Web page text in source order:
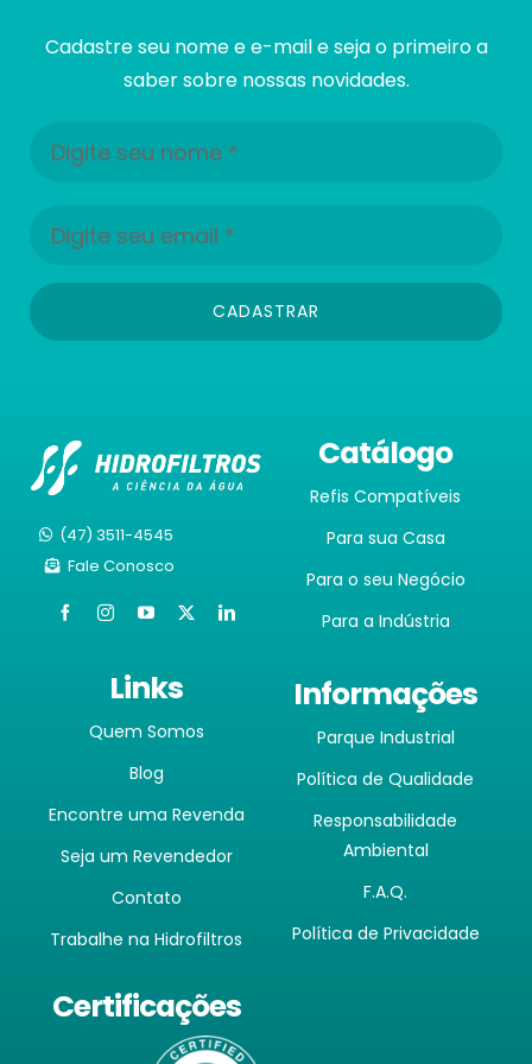
Cadastre seu nome e e-mail e seja o primeiro a
saber sobre nossas novidades.
CADASTRAR
(47) 3511-4545
Fale Conosco
Catálogo
Refis Compatíveis
Para sua Casa
Para o seu Negócio
Para a Indústria
Links
Quem Somos
Blog
Encontre uma Revenda
Seja um Revendedor
Contato
Trabalhe na Hidrofiltros
Informações
Parque Industrial
Política de Qualidade
Responsabilidade
Ambiental
F.A.Q.
Política de Privacidade
Certificações